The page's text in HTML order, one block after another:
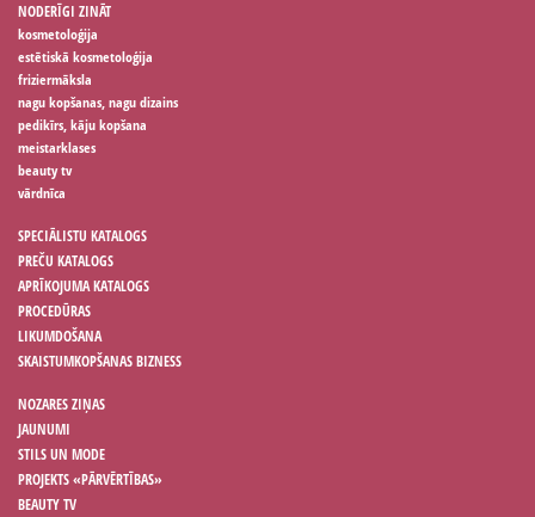
NODERĪGI ZINĀT
kosmetoloģija
estētiskā kosmetoloģija
friziermāksla
nagu kopšanas, nagu dizains
pedikīrs, kāju kopšana
meistarklases
beauty tv
vārdnīca
SPECIĀLISTU KATALOGS
PREČU KATALOGS
APRĪKOJUMA KATALOGS
PROCEDŪRAS
LIKUMDOŠANA
SKAISTUMKOPŠANAS BIZNESS
NOZARES ZIŅAS
JAUNUMI
STILS UN MODE
PROJEKTS «PĀRVĒRTĪBAS»
BEAUTY TV